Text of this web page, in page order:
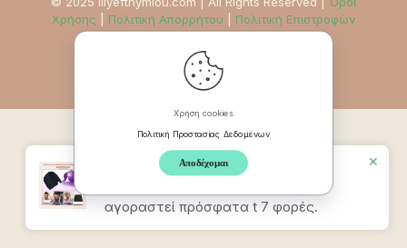
Χρήσης
Πολιτική Απορρήτου Πολιτική Επιστροφών
Χρήση cookies
Πολιτική Προστασίας Δεδομένων
Αποδέχομαι
Καπέλο Ανακούφισης
αγοραστεί πρόσφατα t 7 φορές.
✕